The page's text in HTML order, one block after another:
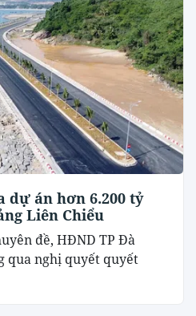
dự án hơn 6.200 tỷ
Liên Chiểu
đề, HĐND TP Đà
qua nghị quyết quyết